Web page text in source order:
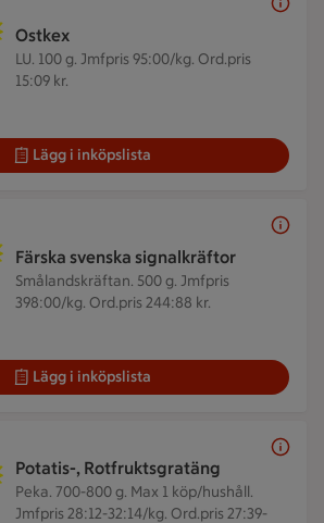
Ostkex
LU. 100 g. Jmfpris 95:00/kg. Ord.pris
15:09 kr.
Lägg i inköpslista
Färska svenska signalkräftor
Smålandskräftan. 500 g. Jmfpris
398:00/kg. Ord.pris 244:88 kr.
Lägg i inköpslista
Potatis-, Rotfruktsgratäng
Peka. 700-800 g. Max 1 köp/hushåll.
Jmfpris 28:12-32:14/kg. Ord.pris 27:39-